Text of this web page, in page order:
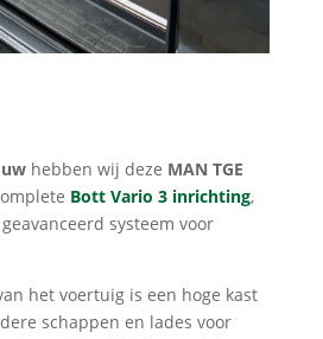
hebben wij deze MAN TGE
Bott Vario 3 inrichting,
systeem voor
het voertuig is een hoge kast
schappen en lades voor